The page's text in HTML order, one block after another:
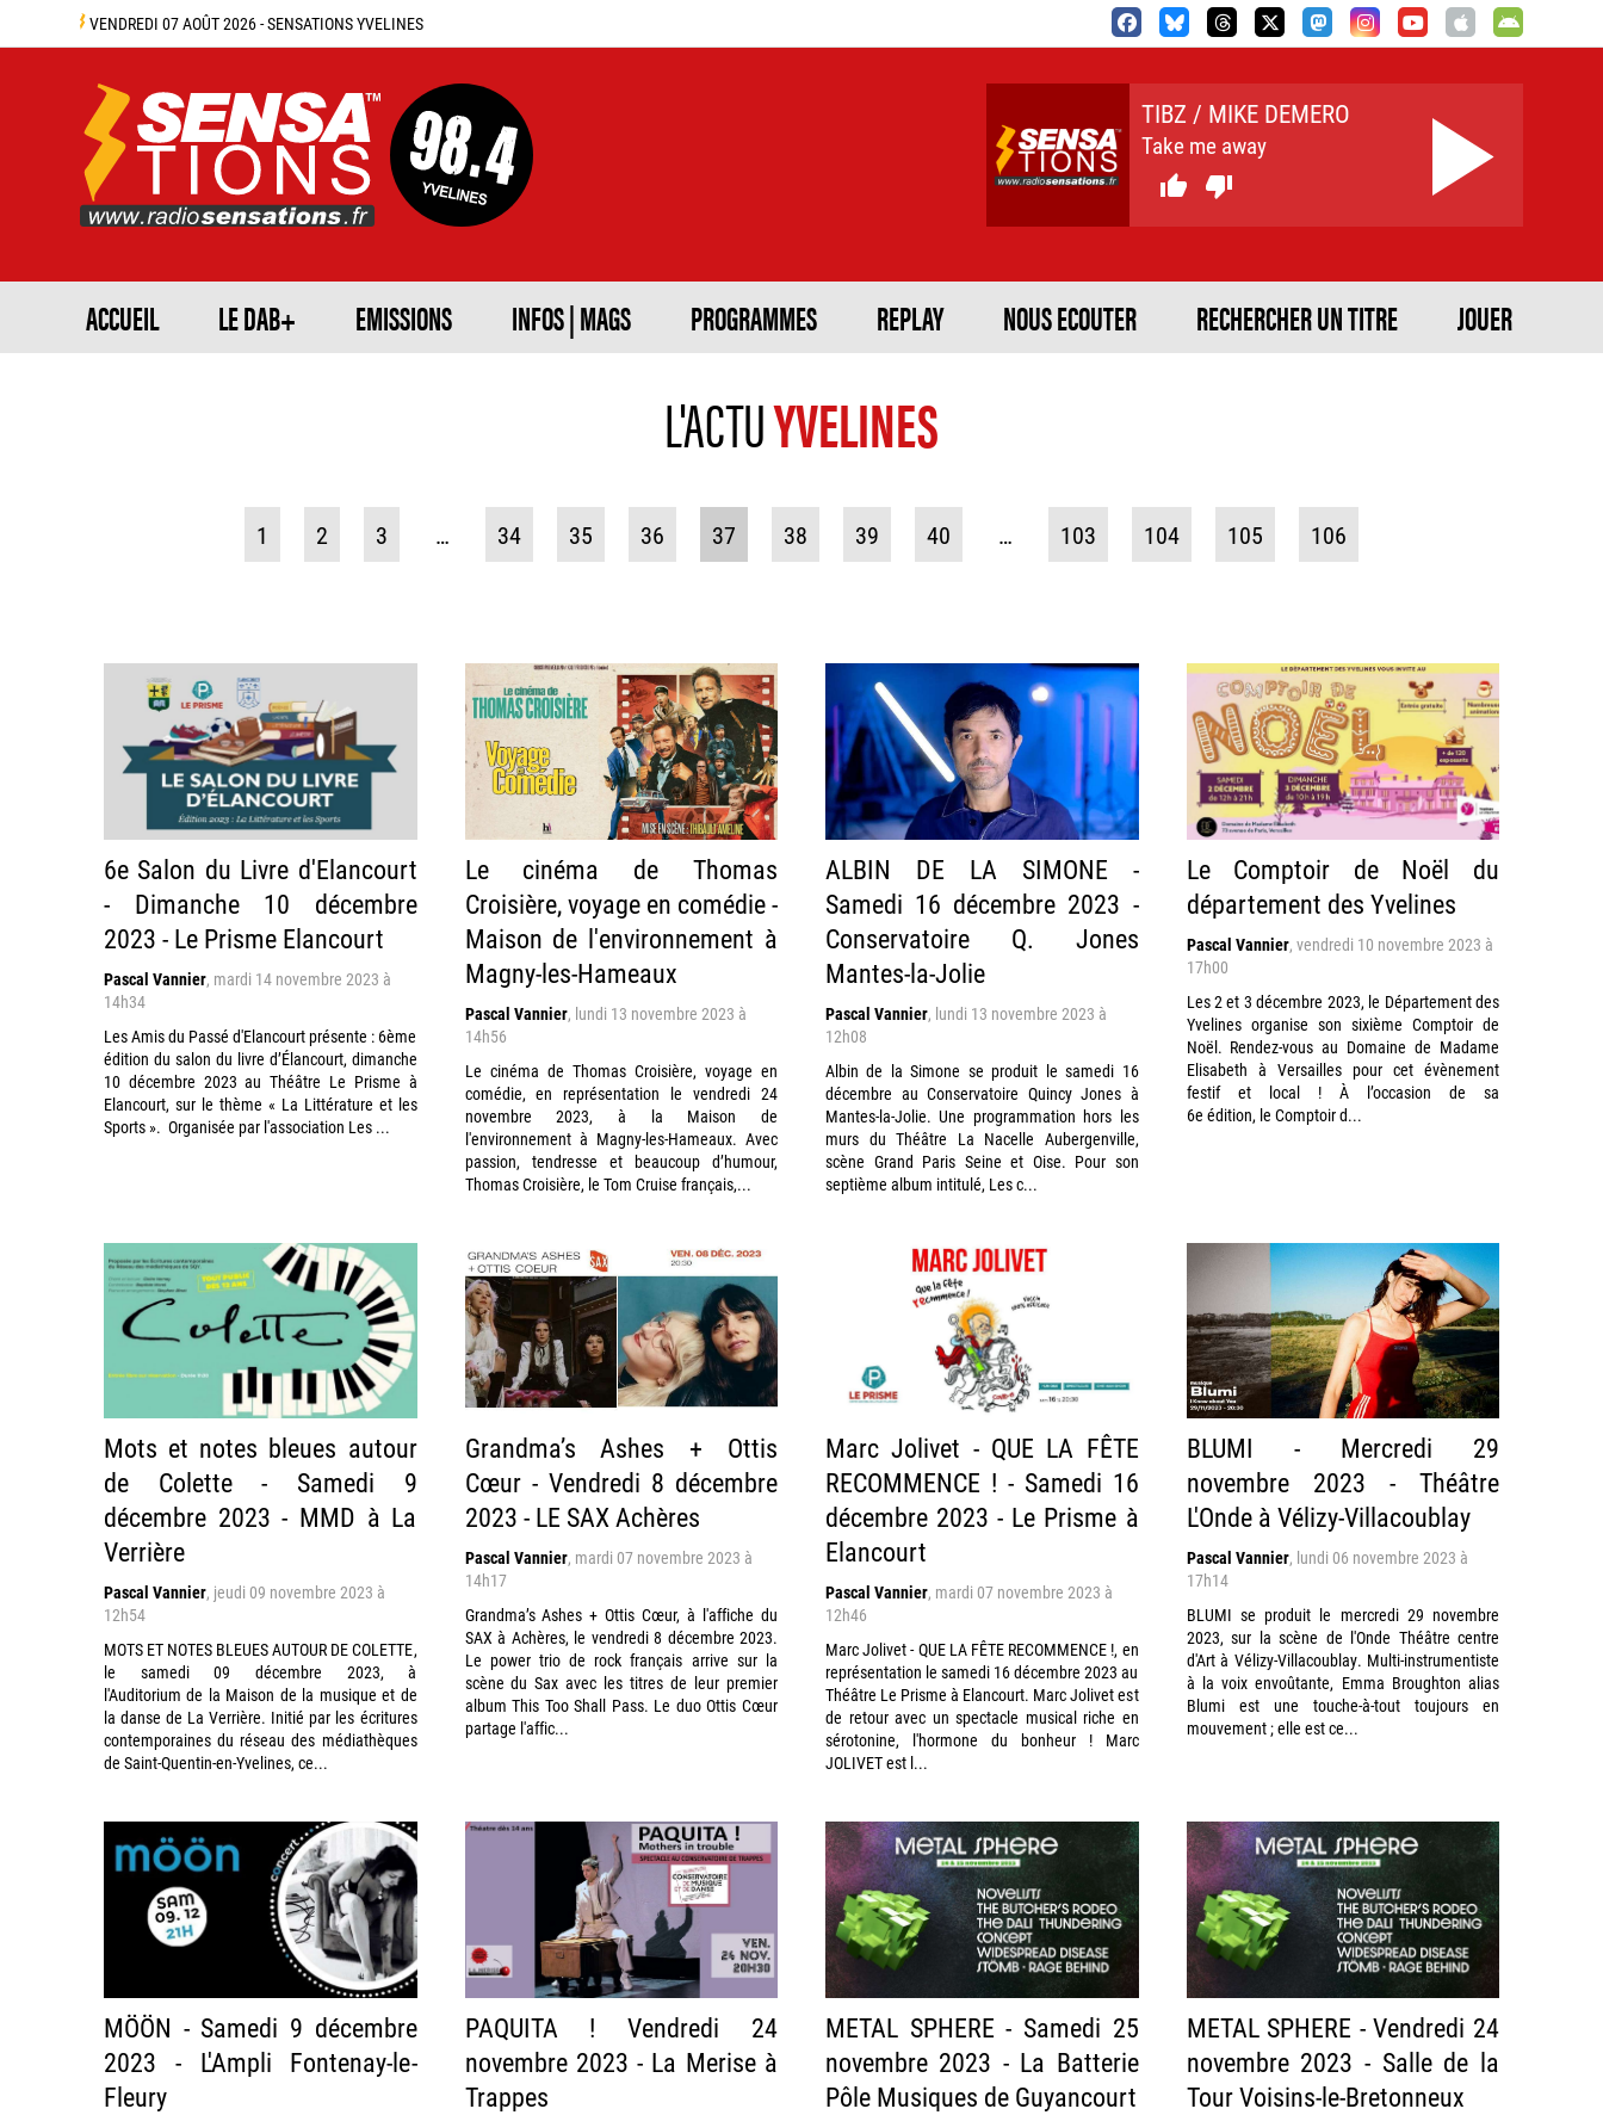
VENDREDI 07 AOÛT 2026 - SENSATIONS YVELINES
TIBZ / MIKE DEMERO
Take me away
 
ACCUEIL LE DAB+ EMISSIONS INFOS | MAGS PROGRAMMES REPLAY NOUS ECOUTER RECHERCHER UN TITRE JOUER
L'ACTUYVELINES
1 2 3 … 34 35 36 37 38 39 40 … 103 104 105 106
6e Salon du Livre d'Elancourt
- Dimanche 10 décembre
2023 - Le Prisme Elancourt
Pascal Vannier, mardi 14 novembre 2023 à
14h34
Les Amis du Passé d'Elancourt présente : 6ème
édition du salon du livre d’Élancourt, dimanche
10 décembre 2023 au Théâtre Le Prisme à
Elancourt, sur le thème « La Littérature et les
Sports ». Organisée par l'association Les ...
Le cinéma de Thomas
Croisière, voyage en comédie -
Maison de l'environnement à
Magny-les-Hameaux
Pascal Vannier, lundi 13 novembre 2023 à
14h56
Le cinéma de Thomas Croisière, voyage en
comédie, en représentation le vendredi 24
novembre 2023, à la Maison de
l'environnement à Magny-les-Hameaux. Avec
passion, tendresse et beaucoup d’humour,
Thomas Croisière, le Tom Cruise français,...
ALBIN DE LA SIMONE -
Samedi 16 décembre 2023 -
Conservatoire Q. Jones
Mantes-la-Jolie
Pascal Vannier, lundi 13 novembre 2023 à
12h08
Albin de la Simone se produit le samedi 16
décembre au Conservatoire Quincy Jones à
Mantes-la-Jolie. Une programmation hors les
murs du Théâtre La Nacelle Aubergenville,
scène Grand Paris Seine et Oise. Pour son
septième album intitulé, Les c...
Le Comptoir de Noël du
département des Yvelines
Pascal Vannier, vendredi 10 novembre 2023 à
17h00
Les 2 et 3 décembre 2023, le Département des
Yvelines organise son sixième Comptoir de
Noël. Rendez-vous au Domaine de Madame
Elisabeth à Versailles pour cet évènement
festif et local ! À l’occasion de sa
6e édition, le Comptoir d...
Mots et notes bleues autour
de Colette - Samedi 9
décembre 2023 - MMD à La
Verrière
Pascal Vannier, jeudi 09 novembre 2023 à
12h54
MOTS ET NOTES BLEUES AUTOUR DE COLETTE,
le samedi 09 décembre 2023, à
l'Auditorium de la Maison de la musique et de
la danse de La Verrière. Initié par les écritures
contemporaines du réseau des médiathèques
de Saint-Quentin-en-Yvelines, ce...
Grandma’s Ashes + Ottis
Cœur - Vendredi 8 décembre
2023 - LE SAX Achères
Pascal Vannier, mardi 07 novembre 2023 à
14h17
Grandma’s Ashes + Ottis Cœur, à l'affiche du
SAX à Achères, le vendredi 8 décembre 2023.
Le power trio de rock français arrive sur la
scène du Sax avec les titres de leur premier
album This Too Shall Pass. Le duo Ottis Cœur
partage l'affic...
Marc Jolivet - QUE LA FÊTE
RECOMMENCE ! - Samedi 16
décembre 2023 - Le Prisme à
Elancourt
Pascal Vannier, mardi 07 novembre 2023 à
12h46
Marc Jolivet - QUE LA FÊTE RECOMMENCE !, en
représentation le samedi 16 décembre 2023 au
Théâtre Le Prisme à Elancourt. Marc Jolivet est
de retour avec un spectacle musical riche en
sérotonine, l'hormone du bonheur ! Marc
JOLIVET est l...
BLUMI - Mercredi 29
novembre 2023 - Théâtre
L'Onde à Vélizy-Villacoublay
Pascal Vannier, lundi 06 novembre 2023 à
17h14
BLUMI se produit le mercredi 29 novembre
2023, sur la scène de l'Onde Théâtre centre
d'Art à Vélizy-Villacoublay. Multi-instrumentiste
à la voix envoûtante, Emma Broughton alias
Blumi est une touche-à-tout toujours en
mouvement ; elle est ce...
MÖÖN - Samedi 9 décembre
2023 - L'Ampli Fontenay-le-
Fleury
PAQUITA ! Vendredi 24
novembre 2023 - La Merise à
Trappes
METAL SPHERE - Samedi 25
novembre 2023 - La Batterie
Pôle Musiques de Guyancourt
METAL SPHERE - Vendredi 24
novembre 2023 - Salle de la
Tour Voisins-le-Bretonneux